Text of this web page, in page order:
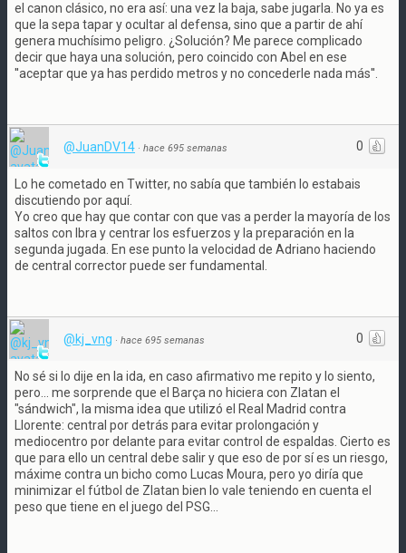
el canon clásico, no era así: una vez la baja, sabe jugarla. No ya es
que la sepa tapar y ocultar al defensa, sino que a partir de ahí
genera muchísimo peligro. ¿Solución? Me parece complicado
decir que haya una solución, pero coincido con Abel en ese
''aceptar que ya has perdido metros y no concederle nada más''.
0
@JuanDV14 · hace 695 semanas
Lo he cometado en Twitter, no sabía que también lo estabais
discutiendo por aquí.
Yo creo que hay que contar con que vas a perder la mayoría de los
saltos con Ibra y centrar los esfuerzos y la preparación en la
segunda jugada. En ese punto la velocidad de Adriano haciendo
de central corrector puede ser fundamental.
0
@kj_vng · hace 695 semanas
No sé si lo dije en la ida, en caso afirmativo me repito y lo siento,
pero... me sorprende que el Barça no hiciera con Zlatan el
"sándwich", la misma idea que utilizó el Real Madrid contra
Llorente: central por detrás para evitar prolongación y
mediocentro por delante para evitar control de espaldas. Cierto es
que para ello un central debe salir y que eso de por sí es un riesgo,
máxime contra un bicho como Lucas Moura, pero yo diría que
minimizar el fútbol de Zlatan bien lo vale teniendo en cuenta el
peso que tiene en el juego del PSG...